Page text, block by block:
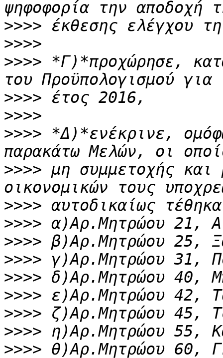
>>>>
>>>>
>>>> *Γ)*προχώρησε,
>>>>
>>>>
>>>> *Δ)*ενέκρινε,
>>>> μη συμμετοχής και
>>>>
>>>>
>>>>
>>>>
>>>>
>>>>
>>>>
>>>>
>>>>